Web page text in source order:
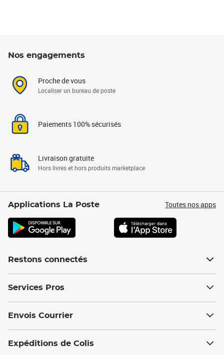
Nos engagements
Proche de vous
Localiser un bureau de poste
Paiements 100% sécurisés
Livraison gratuite
Hors livres et hors produits marketplace
Applications La Poste Toutes nos apps
Restons connectés
Services Pros
Envois Courrier
Expéditions de Colis